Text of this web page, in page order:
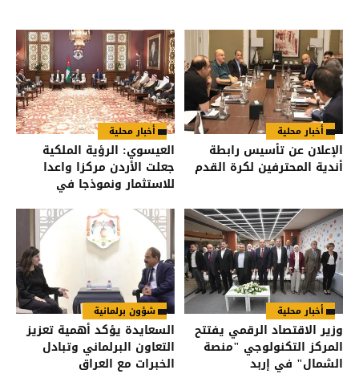
أخبار محلية
الإعلان عن تأسيس رابطة
أندية المحترفين لكرة القدم
أخبار محلية
العيسوي: الرؤية الملكية
جعلت الأردن مركزا واعدا
للاستثمار ونموذجا في
أخبار محلية
وزير الاقتصاد الرقمي يفتتح
المركز التكنولوجي "منصة
الشمال" في إربد
شؤون برلمانية
السعايدة يؤكد أهمية تعزيز
التعاون البرلماني وتبادل
الخبرات مع العراق